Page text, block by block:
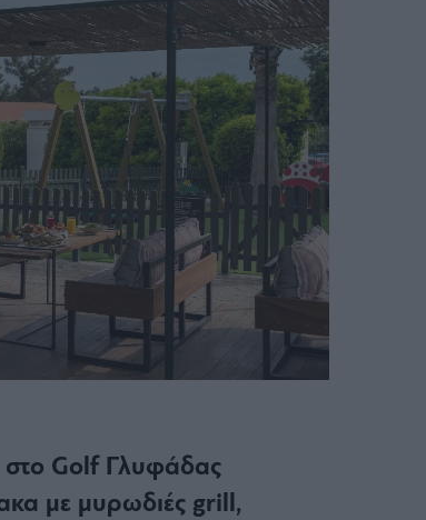
Golf Γλυφάδας
με μυρωδιές grill,